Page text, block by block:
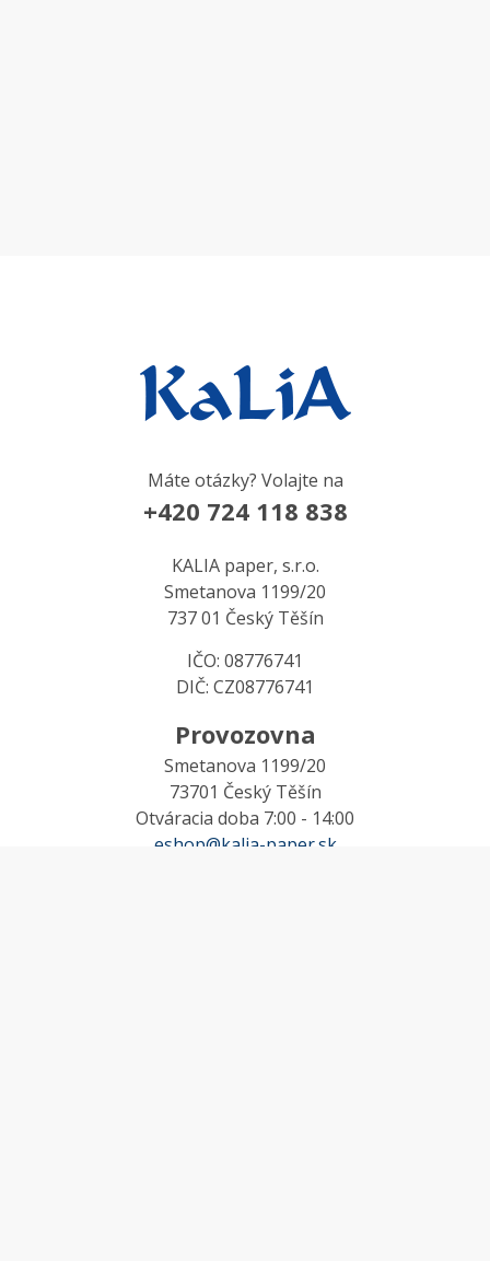
Máte otázky? Volajte na
+420 724 118 838
KALIA paper, s.r.o.
Smetanova 1199/20
737 01 Český Těšín
IČO: 08776741
DIČ: CZ08776741
Provozovna
Smetanova 1199/20
73701 Český Těšín
Otváracia doba 7:00 - 14:00
eshop@kalia-paper.sk